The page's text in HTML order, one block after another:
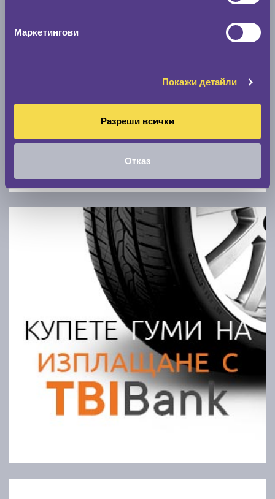
Маркетингови
Покажи детайли
Разреши всички
Отказ
По марка автомобил